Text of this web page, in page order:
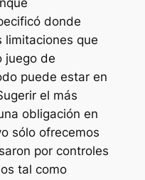
donde
limitaciones que
juego de
puede estar en
el más
obligación en
sólo ofrecemos
por controles
tal como